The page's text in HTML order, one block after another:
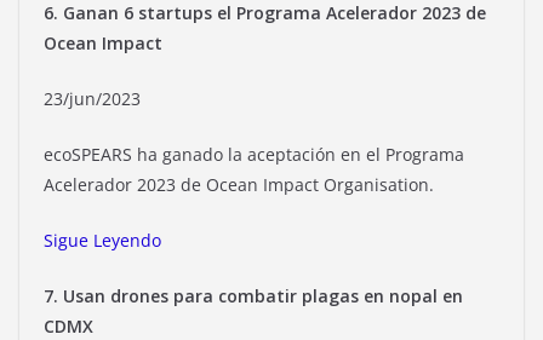
6. Ganan 6 startups el Programa Acelerador 2023 de
Ocean Impact
23/jun/2023
ecoSPEARS ha ganado la aceptación en el Programa
Acelerador 2023 de Ocean Impact Organisation.
Sigue Leyendo
7. Usan drones para combatir plagas en nopal en
CDMX